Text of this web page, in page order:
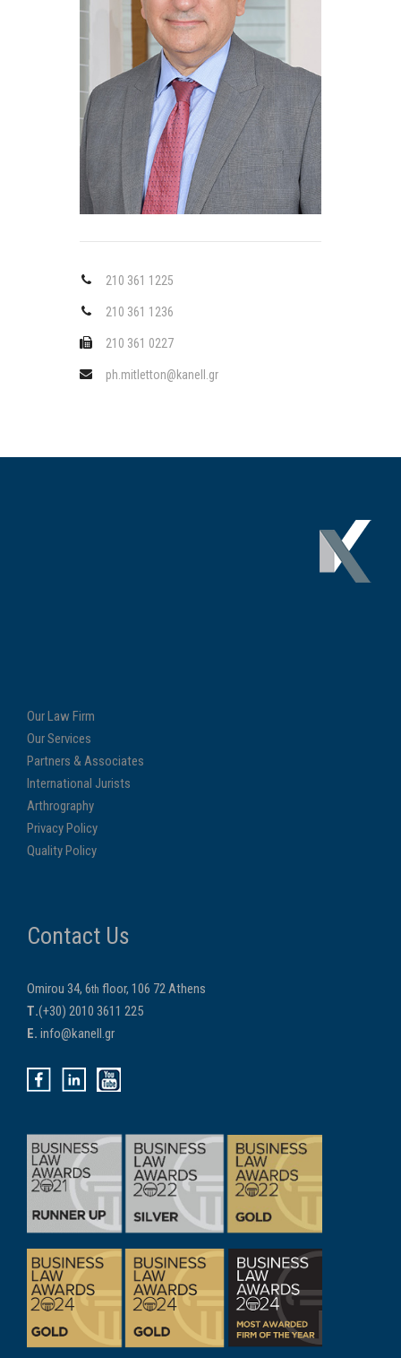
210 361 1225
210 361 1236
210 361 0227
ph.mitletton@kanell.gr
Our Law Firm
Our Services
Partners & Associates
International Jurists
Arthrography
Privacy Policy
Quality Policy
Contact Us
Omirou 34, 6th floor, 106 72 Athens
Τ.(+30) 2010 3611 225
E. info@kanell.gr